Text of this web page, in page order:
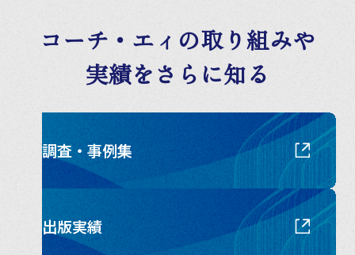
コーチ・エィの取り組みや
実績をさらに知る
調査・事例集
出版実績